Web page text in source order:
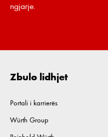
ngjarje.
Zbulo lidhjet
Portali i karrierës
Würth Group